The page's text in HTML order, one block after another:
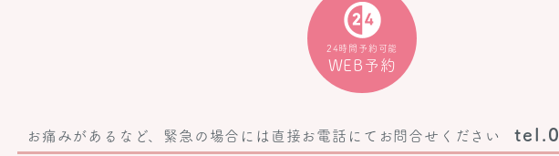
24時間予約可能
WEB予約
お痛みがあるなど、 緊急の場合には直接お電話にて お問合せください